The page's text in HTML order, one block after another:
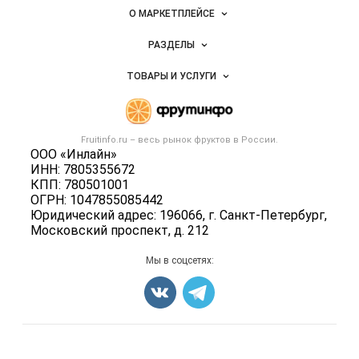
фруктов
Важные разделы и контакты
Fruitinfo.ru – весь рынок фруктов в России.
ООО «Инлайн»
ИНН: 7805355672
КПП: 780501001
ОГРН: 1047855085442
Юридический адрес: 196066, г. Санкт-Петербург,
Московский проспект, д. 212
Навигация по сайтуО МАРКЕТПЛЕЙСЕ
Новости Fruitinfo.ru
Размещение рекламы
Публичная оферта
Контактная информация
Политика обработки персональных данных
РАЗДЕЛЫ
Объявления
Новости рынка
ТОВАРЫ И УСЛУГИ
Готовая продукция
Фрукты
Грибы
Оборудование
Карта объявлений
Мы в соцсетях: